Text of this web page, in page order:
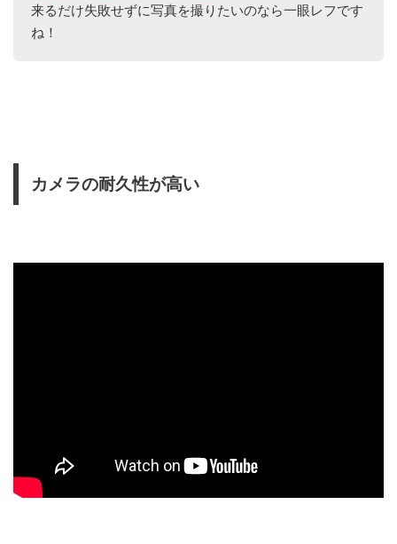
来るだけ失敗せずに写真を撮りたいのなら一眼レフです
ね！
カメラの耐久性が高い